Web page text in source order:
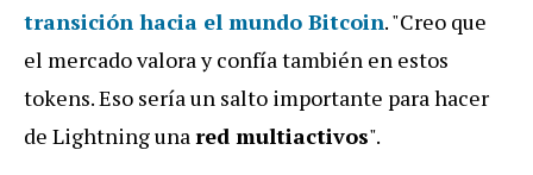
transición hacia el mundo Bitcoin. "Creo que
el mercado valora y confía también en estos
tokens. Eso sería un salto importante para hacer
de Lightning unared multiactivos".